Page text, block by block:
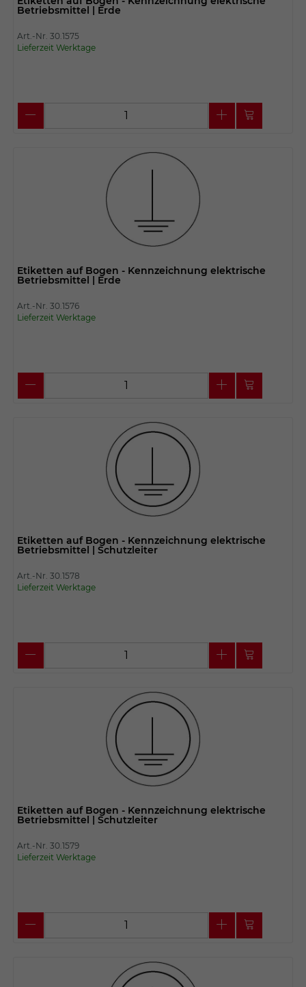
Betriebsmittel | Erde
Art.-Nr. 30.1575
Lieferzeit Werktage
Etiketten auf Bogen - Kennzeichnung elektrische
Betriebsmittel | Erde
Art.-Nr. 30.1576
Lieferzeit Werktage
Etiketten auf Bogen - Kennzeichnung elektrische
Betriebsmittel | Schutzleiter
Art.-Nr. 30.1578
Lieferzeit Werktage
Etiketten auf Bogen - Kennzeichnung elektrische
Betriebsmittel | Schutzleiter
Art.-Nr. 30.1579
Lieferzeit Werktage